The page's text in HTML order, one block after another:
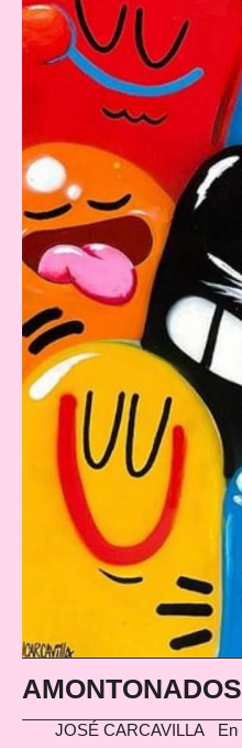
AMONTONADOS
JOSÉ CARCAVILLA